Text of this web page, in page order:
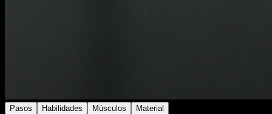
Pasos Habilidades Músculos Material